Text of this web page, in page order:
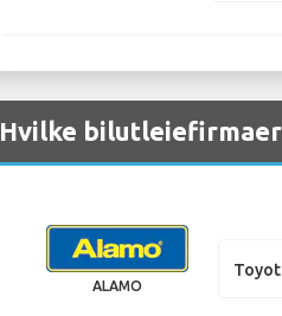
Hvilke
ALAMO